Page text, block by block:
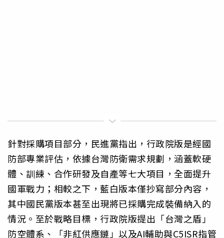
針對採購項目部分，民進黨指出，行政院版是經國
防部專業評估，依據台灣防衛需求規劃，涵蓋軟硬
體、訓練、合作研發及自產等七大項目，全面提升
國軍戰力；相較之下，藍白版本僅抄寫部分內容，
其中國民黨版本甚至出現將已採購完成裝備納入的
情況。至於戰略目標，行政院版提出「台灣之盾」
防空體系、「非紅供應鏈」以及AI輔助與C5ISR指管